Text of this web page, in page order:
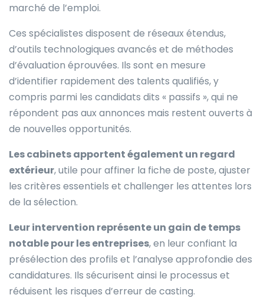
marché de l’emploi.
Ces spécialistes disposent de réseaux étendus,
d’outils technologiques avancés et de méthodes
d’évaluation éprouvées. Ils sont en mesure
d’identifier rapidement des talents qualifiés, y
compris parmi les candidats dits « passifs », qui ne
répondent pas aux annonces mais restent ouverts à
de nouvelles opportunités.
Les cabinets apportent également un regard
extérieur, utile pour affiner la fiche de poste, ajuster
les critères essentiels et challenger les attentes lors
de la sélection.
Leur intervention représente un gain de temps
notable pour les entreprises, en leur confiant la
présélection des profils et l’analyse approfondie des
candidatures. Ils sécurisent ainsi le processus et
réduisent les risques d’erreur de casting.